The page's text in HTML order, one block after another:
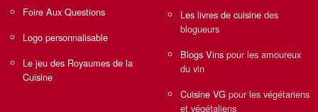
Foire Aux Questions
Logo personnalisable
Le jeu des Royaumes de la
Cuisine
Les livres de cuisine des
blogueurs
Blogs Vins pour les amoureux
du vin
Cuisine VG pour les végétariens
et végétaliens